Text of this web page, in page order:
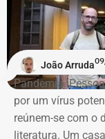
empresário teria
Washington
informações
como o executor
Receita Federal,
O caso tramita no
João Arruda
Pandemia.
por um vírus
reúnem-se com o
literatura. Um